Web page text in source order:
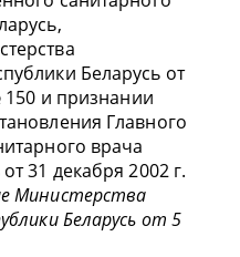
Беларусь от
150 и признании
Главного
врача
31 декабря 2002 г.
Министерства
Беларусь от 5